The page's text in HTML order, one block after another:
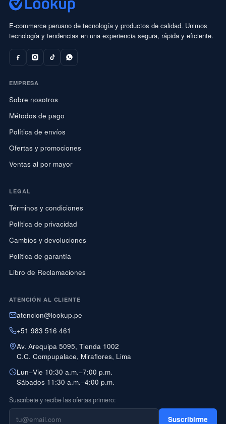
E-commerce peruano de tecnología y productos de calidad. Unimos
tecnología y tendencias en una experiencia segura, rápida y eficiente.
EMPRESA
Sobre nosotros
Métodos de pago
Política de envíos
Ofertas y promociones
Ventas al por mayor
LEGAL
Términos y condiciones
Política de privacidad
Cambios y devoluciones
Política de garantía
Libro de Reclamaciones
ATENCIÓN AL CLIENTE
atencion@lookup.pe
+51 983 516 461
Av. Arequipa 5095, Tienda 1002
C.C. Compupalace, Miraflores, Lima
Lun–Vie 10:30 a.m.–7:00 p.m.
Sábados 11:30 a.m.–4:00 p.m.
Suscríbete y recibe las ofertas primero:
Suscribirme